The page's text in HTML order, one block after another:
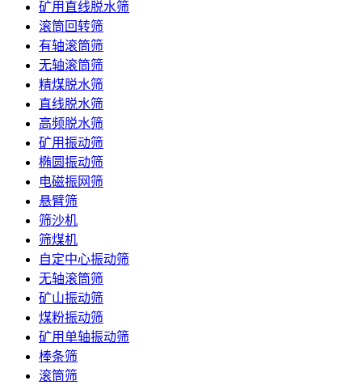
矿用直线脱水筛
滚筒回转筛
有轴滚筒筛
无轴滚筒筛
精煤脱水筛
直线脱水筛
高频脱水筛
矿用振动筛
椭圆振动筛
电磁振网筛
悬臂筛
筛沙机
筛煤机
自定中心振动筛
无轴滚筒筛
矿山振动筛
煤粉振动筛
矿用单轴振动筛
棒条筛
滚筒筛